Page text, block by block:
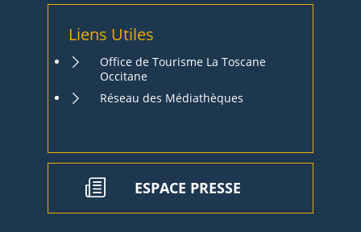
Liens Utiles
Office de Tourisme La Toscane
Occitane
Réseau des Médiathèques
ESPACE PRESSE